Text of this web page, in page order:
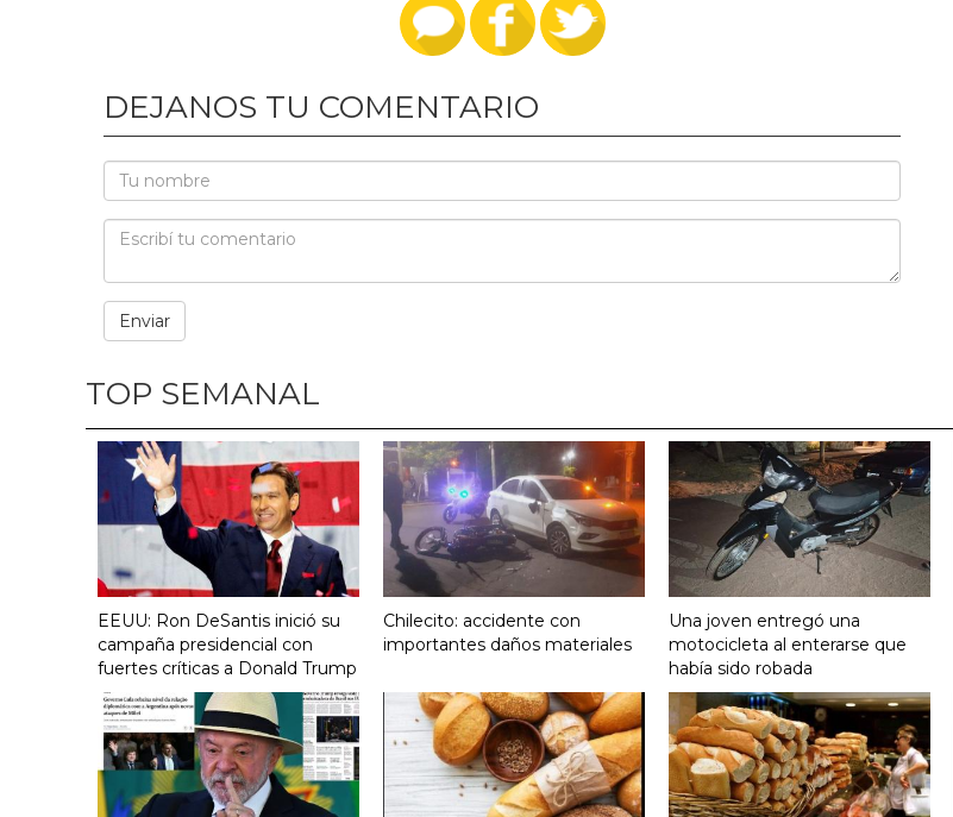
DEJANOS TU COMENTARIO
TOP SEMANAL
EEUU: Ron DeSantis inició su
campaña presidencial con
fuertes críticas a Donald Trump
Chilecito: accidente con
importantes daños materiales
Una joven entregó una
motocicleta al enterarse que
había sido robada